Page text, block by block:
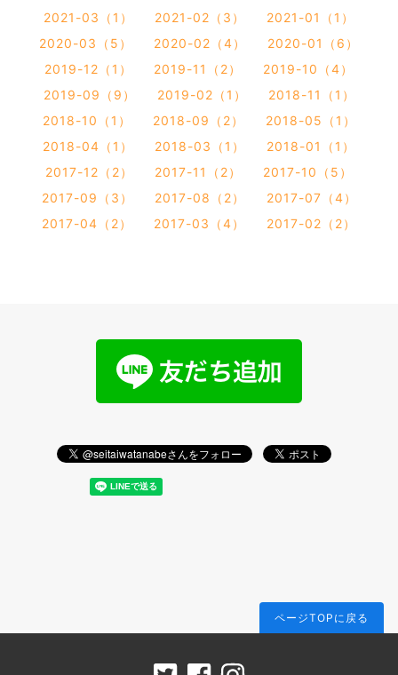
2021-03（1）
2021-02（3）
2021-01（1）
2020-03（5）
2020-02（4）
2020-01（6）
2019-12（1）
2019-11（2）
2019-10（4）
2019-09（9）
2019-02（1）
2018-11（1）
2018-10（1）
2018-09（2）
2018-05（1）
2018-04（1）
2018-03（1）
2018-01（1）
2017-12（2）
2017-11（2）
2017-10（5）
2017-09（3）
2017-08（2）
2017-07（4）
2017-04（2）
2017-03（4） 2017-02（2）
ページTOPに戻る